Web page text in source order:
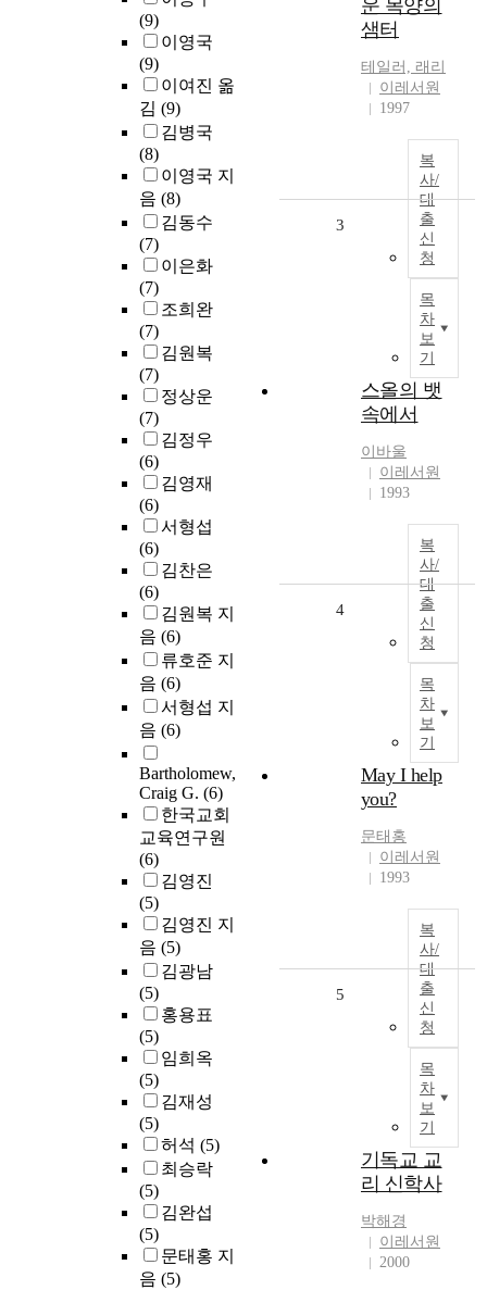
(9)
이영국
(9)
이여진 옮
김 (9)
김병국
(8)
이영국 지
음 (8)
김동수
(7)
이은화
(7)
조희완
(7)
김원복
(7)
정상운
(7)
김정우
(6)
김영재
(6)
서형섭
(6)
김찬은
(6)
김원복 지
음 (6)
류호준 지
음 (6)
서형섭 지
음 (6)
Bartholomew,
Craig G. (6)
한국교회
교육연구원
(6)
김영진
(5)
김영진 지
음 (5)
김광남
(5)
홍용표
(5)
임희옥
(5)
김재성
(5)
허석 (5)
최승락
(5)
김완섭
(5)
문태홍 지
음 (5)
운 목양의
샘터
테일러, 래리
이레서원
1997
복
사/
대
출
신
청
목
차
보
기
3
스올의 뱃
속에서
이바울
이레서원
1993
복
사/
대
출
신
청
목
차
보
기
4
May I help
you?
문태홍
이레서원
1993
복
사/
대
출
신
청
목
차
보
기
5
기독교 교
리 신학사
박해경
이레서원
2000